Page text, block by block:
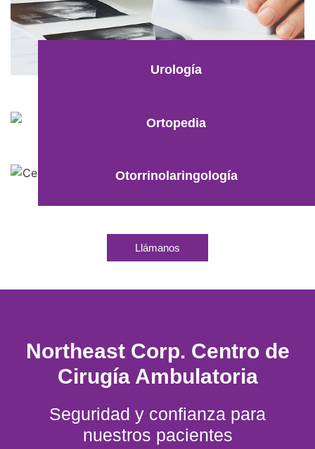
Urología
Ortopedia
Otorrinolaringología
Llámanos
Northeast Corp. Centro de
Cirugía Ambulatoria
Seguridad y confianza para
nuestros pacientes